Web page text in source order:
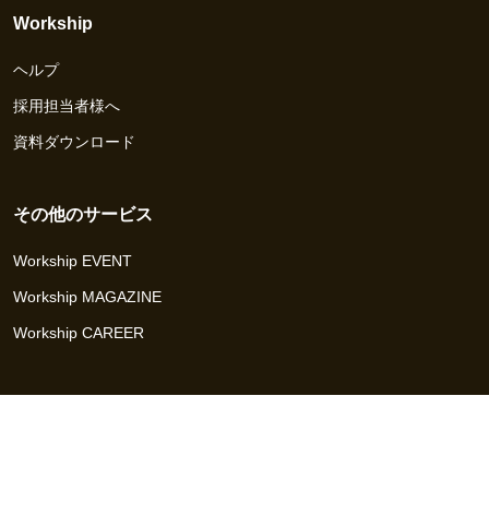
Workship
ヘルプ
採用担当者様へ
資料ダウンロード
その他のサービス
Workship EVENT
Workship MAGAZINE
Workship CAREER